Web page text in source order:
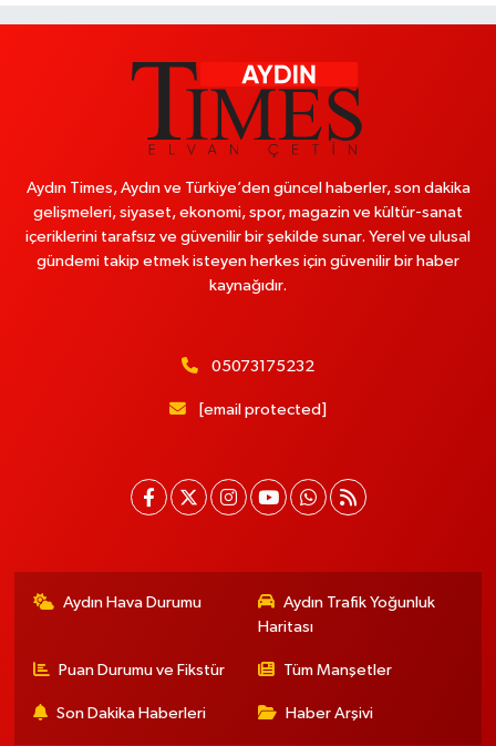
Aydın Times, Aydın ve Türkiye’den güncel haberler, son dakika
gelişmeleri, siyaset, ekonomi, spor, magazin ve kültür-sanat
içeriklerini tarafsız ve güvenilir bir şekilde sunar. Yerel ve ulusal
gündemi takip etmek isteyen herkes için güvenilir bir haber
kaynağıdır.
05073175232
[email protected]
Aydın Hava Durumu
Aydın Trafik Yoğunluk
Haritası
Puan Durumu ve Fikstür Tüm Manşetler
Son Dakika Haberleri Haber Arşivi